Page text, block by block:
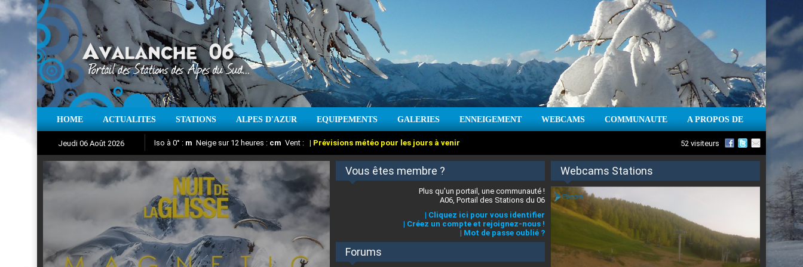
HOME ACTUALITES STATIONS ALPES D'AZUR EQUIPEMENTS GALERIES ENNEIGEMENT WEBCAMS COMMUNAUTE A PROPOS DE
Jeudi 06 Août 2026
Aujourd'hui : T° Min : T° Max :°C Prévisions météo pour les jours à venir
Iso à 0° : m Neige sur 12 heures : cm Vent : | Prévisions météo pour les jours à venir
Suivez en direct l'actualité des stations des Alpes-Maritimes
52 visiteurs
Nuit de la Glisse 2018 Vous êtes membre ?
Plus qu'un portail, une communauté !
A06, Portail des Stations du 06
| Cliquez ici pour vous identifier
| Créez un compte et rejoignez-nous !
| Mot de passe oublié ?
Forums
Webcams Stations